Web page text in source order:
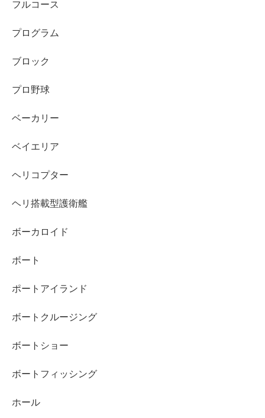
フルコース
プログラム
ブロック
プロ野球
ベーカリー
ベイエリア
ヘリコプター
ヘリ搭載型護衛艦
ボーカロイド
ボート
ポートアイランド
ボートクルージング
ボートショー
ボートフィッシング
ホール